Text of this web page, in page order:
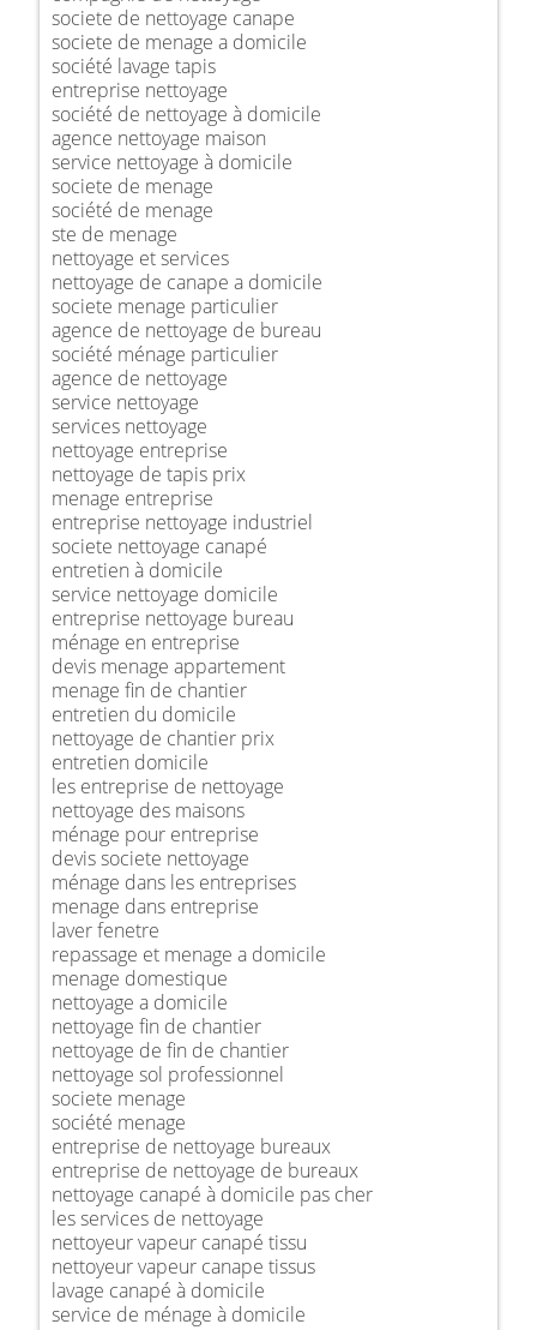
societe de nettoyage canape
societe de menage a domicile
société lavage tapis
entreprise nettoyage
société de nettoyage à domicile
agence nettoyage maison
service nettoyage à domicile
societe de menage
société de menage
ste de menage
nettoyage et services
nettoyage de canape a domicile
societe menage particulier
agence de nettoyage de bureau
société ménage particulier
agence de nettoyage
service nettoyage
services nettoyage
nettoyage entreprise
nettoyage de tapis prix
menage entreprise
entreprise nettoyage industriel
societe nettoyage canapé
entretien à domicile
service nettoyage domicile
entreprise nettoyage bureau
ménage en entreprise
devis menage appartement
menage fin de chantier
entretien du domicile
nettoyage de chantier prix
entretien domicile
les entreprise de nettoyage
nettoyage des maisons
ménage pour entreprise
devis societe nettoyage
ménage dans les entreprises
menage dans entreprise
laver fenetre
repassage et menage a domicile
menage domestique
nettoyage a domicile
nettoyage fin de chantier
nettoyage de fin de chantier
nettoyage sol professionnel
societe menage
société menage
entreprise de nettoyage bureaux
entreprise de nettoyage de bureaux
nettoyage canapé à domicile pas cher
les services de nettoyage
nettoyeur vapeur canapé tissu
nettoyeur vapeur canape tissus
lavage canapé à domicile
service de ménage à domicile